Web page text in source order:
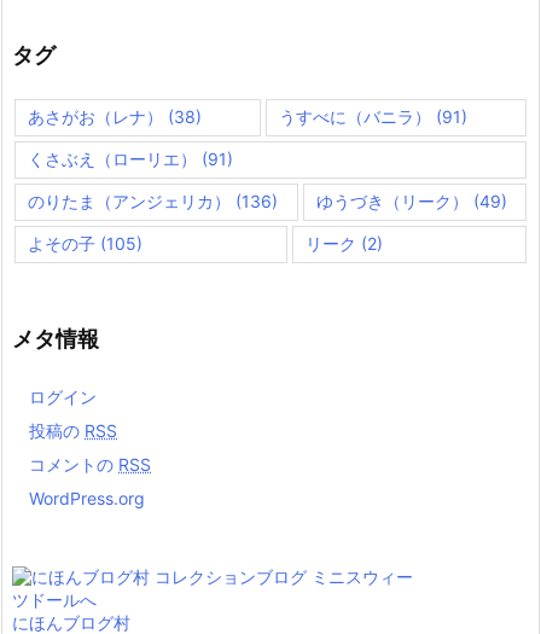
タグ
あさがお（レナ） (38) うすべに（バニラ） (91)
くさぶえ（ローリエ） (91)
のりたま（アンジェリカ） (136) ゆうづき（リーク） (49)
よその子 (105) リーク (2)
メタ情報
ログイン
投稿の RSS
コメントの RSS
WordPress.org
にほんブログ村